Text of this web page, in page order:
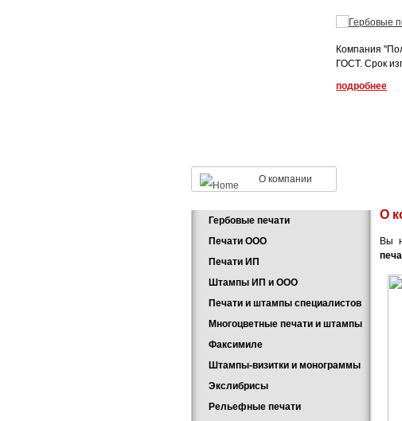
Компания
ГОСТ. Срок
подробнее
О компании
О
Вы
Гербовые печати
Печати ООО
Печати ИП
Штампы ИП и ООО
Печати и штампы специалистов
Многоцветные печати и штампы
Факсимиле
Штампы-визитки и монограммы
Экслибрисы
Рельефные печати